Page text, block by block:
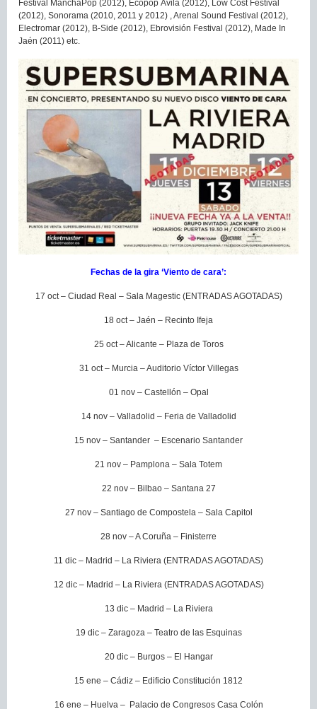
Festival ManchaPop (2012), Ecopop Ávila (2012), Low Cost Festival
(2012), Sonorama (2010, 2011 y 2012) , Arenal Sound Festival (2012),
Electromar (2012), B-Side (2012), Ebrovisión Festival (2012), Made In
Jaén (2011) etc.
Fechas de la gira ‘Viento de cara’:
17 oct – Ciudad Real – Sala Magestic (ENTRADAS AGOTADAS)
18 oct – Jaén – Recinto Ifeja
25 oct – Alicante – Plaza de Toros
31 oct – Murcia – Auditorio Víctor Villegas
01 nov – Castellón – Opal
14 nov – Valladolid – Feria de Valladolid
15 nov – Santander – Escenario Santander
21 nov – Pamplona – Sala Totem
22 nov – Bilbao – Santana 27
27 nov – Santiago de Compostela – Sala Capitol
28 nov – A Coruña – Finisterre
11 dic – Madrid – La Riviera (ENTRADAS AGOTADAS)
12 dic – Madrid – La Riviera (ENTRADAS AGOTADAS)
13 dic – Madrid – La Riviera
19 dic – Zaragoza – Teatro de las Esquinas
20 dic – Burgos – El Hangar
15 ene – Cádiz – Edificio Constitución 1812
16 ene – Huelva – Palacio de Congresos Casa Colón